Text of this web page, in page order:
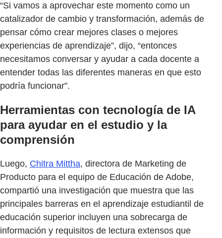
“Si vamos a aprovechar este momento como un
catalizador de cambio y transformación, además de
pensar cómo crear mejores clases o mejores
experiencias de aprendizaje”, dijo, “entonces
necesitamos conversar y ayudar a cada docente a
entender todas las diferentes maneras en que esto
podría funcionar”.
Herramientas con tecnología de IA
para ayudar en el estudio y la
comprensión
Luego, Chitra Mittha, directora de Marketing de
Producto para el equipo de Educación de Adobe,
compartió una investigación que muestra que las
principales barreras en el aprendizaje estudiantil de
educación superior incluyen una sobrecarga de
información y requisitos de lectura extensos que